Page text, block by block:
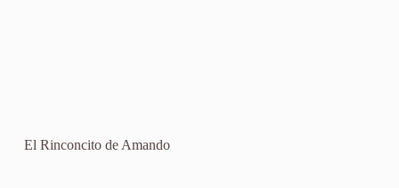
El Rinconcito de Amando